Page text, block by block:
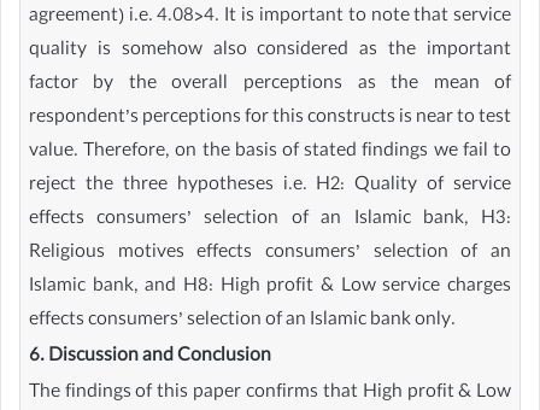
agreement) i.e. 4.08>4. It is important to note that service
quality is somehow also considered as the important
factor by the overall perceptions as the mean of
respondent’s perceptions for this constructs is near to test
value. Therefore, on the basis of stated findings we fail to
reject the three hypotheses i.e. H2: Quality of service
effects consumers’ selection of an Islamic bank, H3:
Religious motives effects consumers’ selection of an
Islamic bank, and H8: High profit & Low service charges
effects consumers’ selection of an Islamic bank only.
6. Discussion and Conclusion
The findings of this paper confirms that High profit & Low